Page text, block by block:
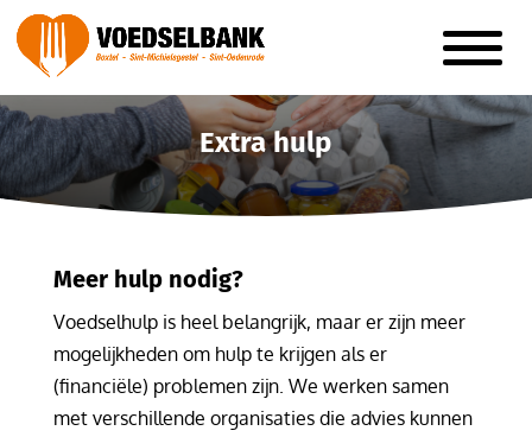
Extra hulp
Meer hulp nodig?
Voedselhulp is heel belangrijk, maar er zijn meer
mogelijkheden om hulp te krijgen als er
(financiële) problemen zijn. We werken samen
met verschillende organisaties die advies kunnen